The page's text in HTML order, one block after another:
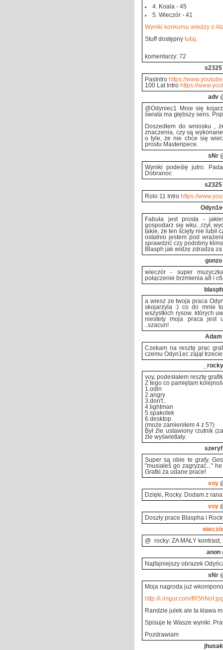
4. Koala - 45
5. Wieczór - 41
Wyniki konkursu wiedzy o
Stuff dostępny tutaj
komentarzy: 72
s2325
PasIntro https://
100 Lat Intro https://
adv
@Odyniec1 Mnie się
świata ma głębszy sens.
Doszedłem do wniosku ,
znaczenia, czy są
o tyle, że nie chce się
prostu Masteripece.
sNr
Wyniki podeślę jutro.
Dobranoc
s2325
Rolo 11 Intro https://
Fabuła jest prosta -
gospodarz się wku...rzył,
takie, że ten ścięty nie lubił
ostatnio jestem pod
sprawdzić czy podobny
Blasph jak widzę zdradza
gonzo
wieczór - super
połączenie brzmienia a8 i
blasph
a wiesz ze twoja praca
skojarzyla :) co do mnie
wszystkich rysow. których
niestety moja praca jest
..szacun!
Adam
Czekam na resztę prac
czemu Odyn1ec zajął
_rocky
voy, podesłałem resztę
Z tego co pamiętam
1.odin
2.angry
3.don't..
4.lightman
5.spakotek
6.desktop
(może zamieniłem 4 z 5?)
Był źle ustawiony rzutnik
źle wyświetlały.
szeryf
Super są obie te grafy.
"musiałeś go zagryzać..."
Gratki za udane prace!
voy
Dzięki, Rocky. Dodam z
voy
Doszły prace Blaspha i
@_rocky: ZA MAŁY
anon
Najfajniejszy obrazek
sNr
Moja nagroda już
http://i.imgur.com/
Randzie julek ale ta klawa
Spisuje te Wasze wyniki.
Pozdrawiam
jhusak